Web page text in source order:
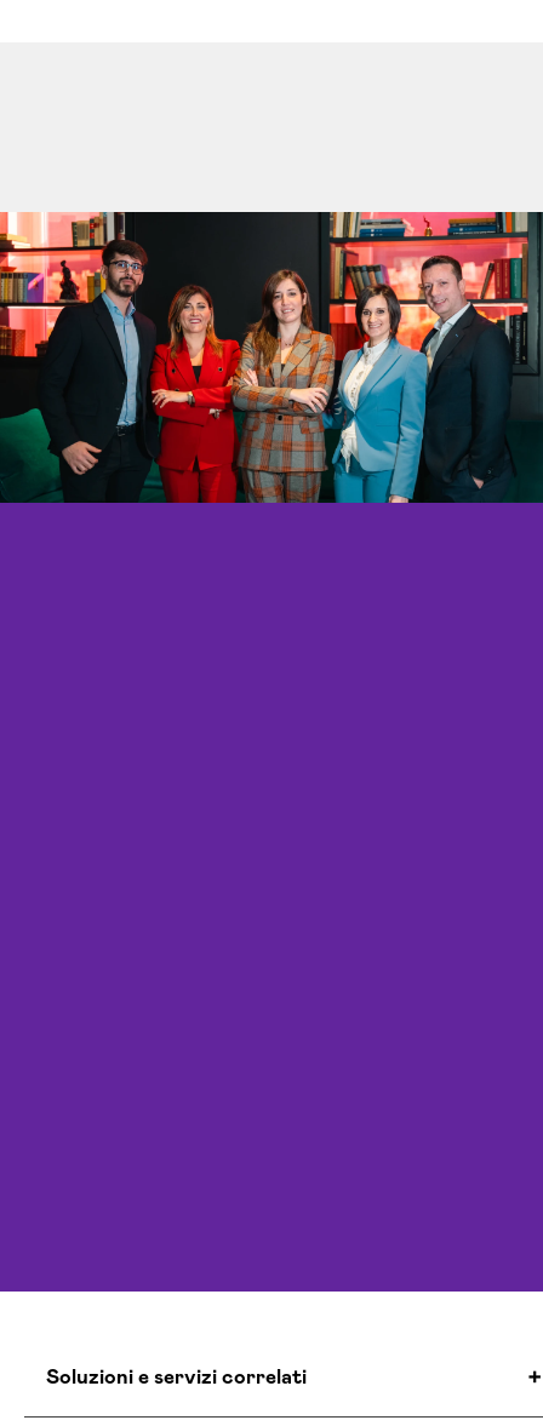
Soluzioni e servizi correlati